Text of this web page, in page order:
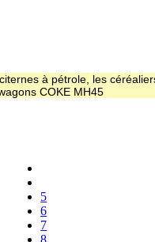
à pétrole, les
COKE MH45
5
6
7
8